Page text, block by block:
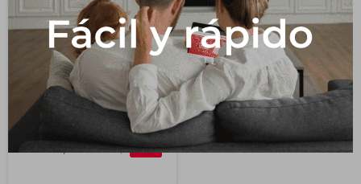
Grifería De Mesada
Black
USD 66,8 USD 89,0 24
Impermeabilizantes
Maderas